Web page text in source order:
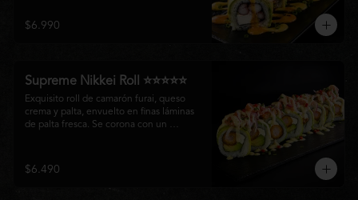
láminas de pulpo, ofreciendo una
combinación perfecta entre frescura,
$6.990
Supreme Nikkei Roll ⭐⭐⭐⭐⭐
Exquisito roll de camarón furai, queso
crema y palta, envuelto en finas láminas
de palta fresca. Se corona con un
fusión de texturas, frescura y sabores que
resaltan la esencia del Pacífico.
$6.490